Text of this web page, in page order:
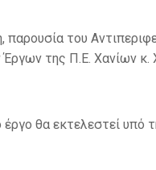
του
της Π.Ε. Χανίων κ.
θα εκτελεστεί υπό